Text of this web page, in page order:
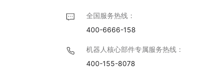
全国服务热线：
400-6666-158
机器人核心部件专属服务热线：
400-155-8078